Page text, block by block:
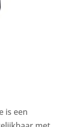
is een